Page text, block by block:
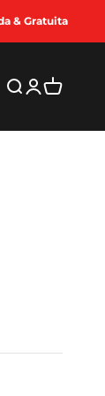
CercaAccediCarrello